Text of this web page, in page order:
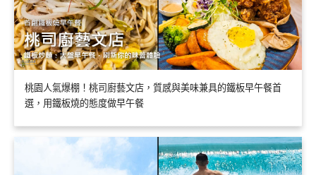
桃園人氣爆棚！桃司廚藝文店，質感與美味兼具的鐵板早午餐首
選，用鐵板燒的態度做早午餐